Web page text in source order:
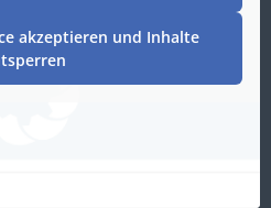
akzeptieren und Inhalte